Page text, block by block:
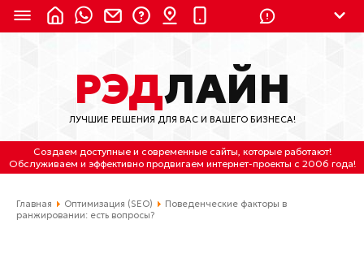
8 (800) 550-9899 (с 2:30 до 11:30 по
Мск)
Бесплатно по России
(4212) 658-653
(4212) 637-673
РЭДЛАЙН
ЛУЧШИЕ РЕШЕНИЯ ДЛЯ ВАС И ВАШЕГО БИЗНЕСА!
Создаем доступные и современные сайты, которые работают!
Обслуживаем и эффективно продвигаем интернет-проекты с 2006 года!
Главная Оптимизация (SEO)
Поведенческие факторы в
ранжировании: есть вопросы?